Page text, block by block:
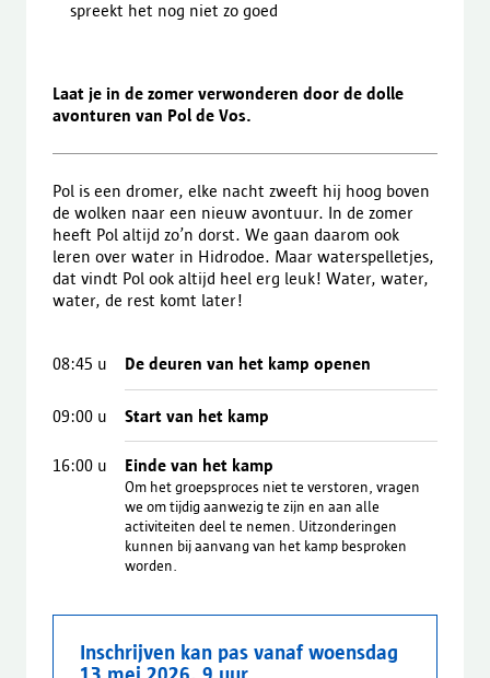
spreekt het nog niet zo goed
Laat je in de zomer verwonderen door de dolle
avonturen van Pol de Vos.
Pol is een dromer, elke nacht zweeft hij hoog boven
de wolken naar een nieuw avontuur. In de zomer
heeft Pol altijd zo’n dorst. We gaan daarom ook
leren over water in Hidrodoe. Maar waterspelletjes,
dat vindt Pol ook altijd heel erg leuk! Water, water,
water, de rest komt later!
08:45 u De deuren van het kamp openen
09:00 u Start van het kamp
16:00 u Einde van het kamp
Om het groepsproces niet te verstoren, vragen
we om tijdig aanwezig te zijn en aan alle
activiteiten deel te nemen. Uitzonderingen
kunnen bij aanvang van het kamp besproken
worden.
Inschrijven kan pas vanaf woensdag